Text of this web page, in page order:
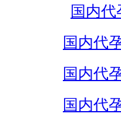
国内代
国内代
国内代
国内代